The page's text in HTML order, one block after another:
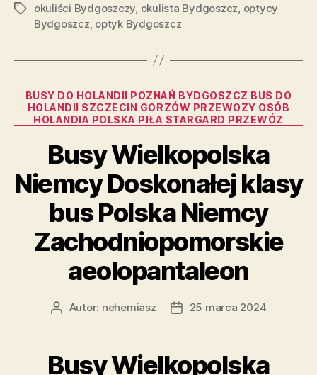
Tagiokuliści Bydgoszczy okulista Bydgoszcz optycy
Bydgoszcz optyk Bydgoszcz
Kategorie
BUSY DO HOLANDII POZNAŃ BYDGOSZCZ BUS DO
HOLANDII SZCZECIN GORZÓW PRZEWOZY OSÓB
HOLANDIA POLSKA PIŁA STARGARD PRZEWÓZ
Busy Wielkopolska
Niemcy Doskonałej klasy
bus Polska Niemcy
Zachodniopomorskie
aeolopantaleon
AutorAutor: nehemiasz
Data25 marca 2024
Busy Wielkopolska